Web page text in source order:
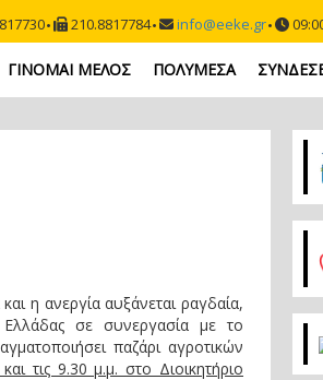
210.8817784 info@eeke.gr
ΓΙΝΟΜΑΙ ΜΕΛΟΣ ΠΟΛΥΜΕΣΑ
η ανεργία αυξάνεται ραγδαία,
σε συνεργασία με το
παζάρι αγροτικών
τις 9.30 μ.μ. στο Διοικητήριο